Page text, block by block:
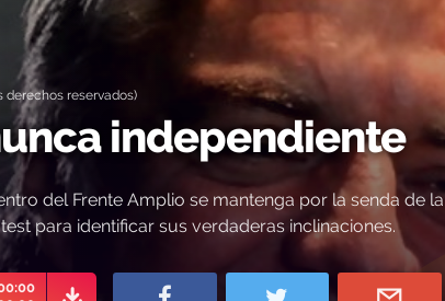
reservados)
independiente
del Frente Amplio se mantenga por la senda de la
para identificar sus verdaderas inclinaciones.